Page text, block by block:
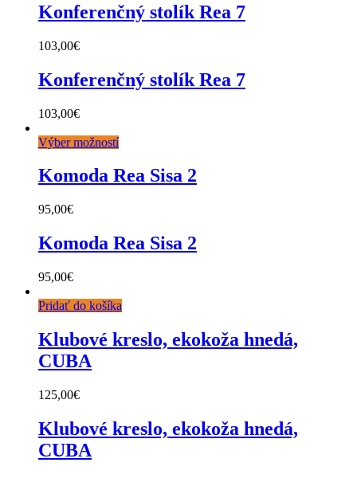
Konferenčný stolík Rea 7
103,00€
Konferenčný stolík Rea 7
103,00€
Výber možností
Komoda Rea Sisa 2
95,00€
Komoda Rea Sisa 2
95,00€
Pridať do košíka
Klubové kreslo, ekokoža hnedá,
CUBA
125,00€
Klubové kreslo, ekokoža hnedá,
CUBA